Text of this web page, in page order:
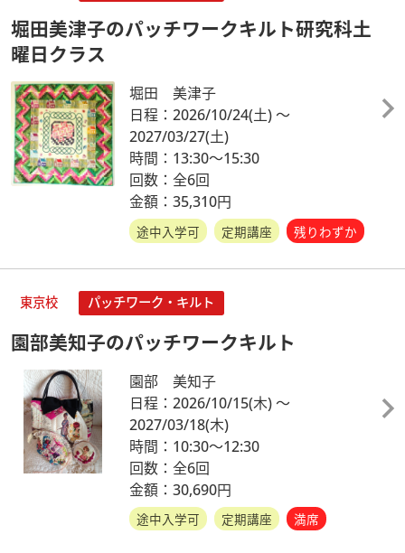
堀田美津子のパッチワークキルト研究科土
曜日クラス
堀田 美津子
日程：2026/10/24(土)～
2027/03/27(土)
時間：13:30～15:30
回数：全6回
金額：35,310円
途中入学可 定期講座 残りわずか
東京校 パッチワーク・キルト
園部美知子のパッチワークキルト
園部 美知子
日程：2026/10/15(木)～
2027/03/18(木)
時間：10:30～12:30
回数：全6回
金額：30,690円
途中入学可 定期講座 満席